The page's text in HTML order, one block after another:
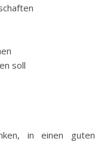
soll
in einen guten